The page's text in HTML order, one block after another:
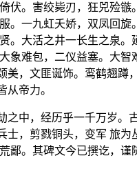
。害绞毙刃，狂兕殓
。一九虹夭娇，双凤回
大活之井一长生之泉。
难包，二仪益塞。大
，文匪诞饰。鸾鹤翘蹲
帝力。
中，经历乎一千万岁。
，剪戮铜头，变军 旅
。其碑文今已撰讫，谨